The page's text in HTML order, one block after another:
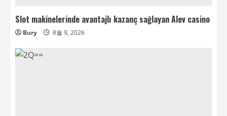
Slot makinelerinde avantajlı kazanç sağlayan Alev casino
Bury 8월 9, 2026